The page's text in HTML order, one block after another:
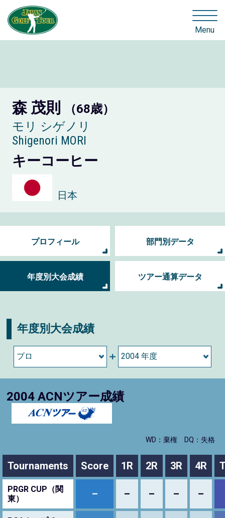
Menu
森 茂則
（68歳）
モリ シゲノリ
Shigenori MORI
キーコーヒー
日本
プロフィール 部門別データ
年度別大会成績 ツアー通算データ
年度別大会成績
2004 ACNツアー成績
WD：棄権 DQ：失格
Tournaments Score 1R 2R 3R 4R
PRGR CUP（関
東）
– – – – –